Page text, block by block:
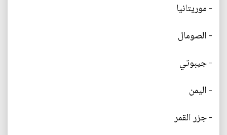
- موريتانيا
- الصومال
- جيبوتي
- اليمن
- جزر القمر